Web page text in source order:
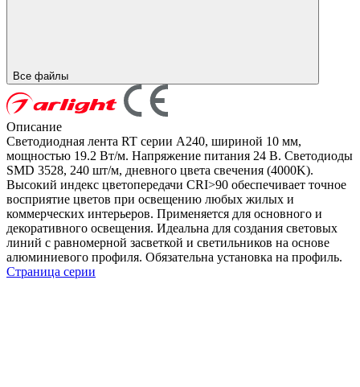
Все файлы
Описание
Светодиодная лента RT серии A240, шириной 10 мм,
мощностью 19.2 Вт/м. Напряжение питания 24 В. Светодиоды
SMD 3528, 240 шт/м, дневного цвета свечения (4000K).
Высокий индекс цветопередачи CRI>90 обеспечивает точное
восприятие цветов при освещению любых жилых и
коммерческих интерьеров. Применяется для основного и
декоративного освещения. Идеальна для создания световых
линий с равномерной засветкой и светильников на основе
алюминиевого профиля. Обязательна установка на профиль.
Страница серии